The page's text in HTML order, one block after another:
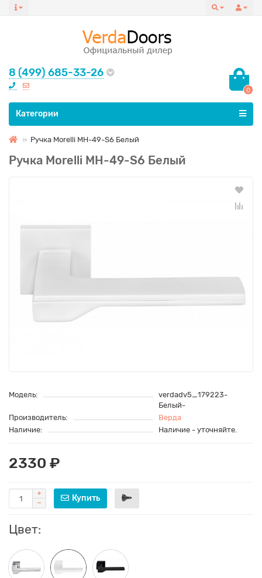
8 (499) 685-33-26
0
Все категории
Категории
Ручка Morelli MH-49-S6 Белый
Ручка Morelli MH-49-S6 Белый
Модель:
verdadv5_179223-
Белый-
Производитель:
Верда
Наличие:
Наличие - уточняйте.
2330 ₽
Купить
Цвет: